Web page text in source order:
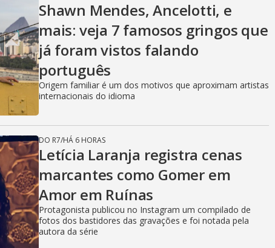
Shawn Mendes, Ancelotti, e
mais: veja 7 famosos gringos que
já foram vistos falando
português
Origem familiar é um dos motivos que aproximam artistas
internacionais do idioma
DO R7/HÁ 6 HORAS
Letícia Laranja registra cenas
marcantes como Gomer em
Amor em Ruínas
Protagonista publicou no Instagram um compilado de
fotos dos bastidores das gravações e foi notada pela
autora da série